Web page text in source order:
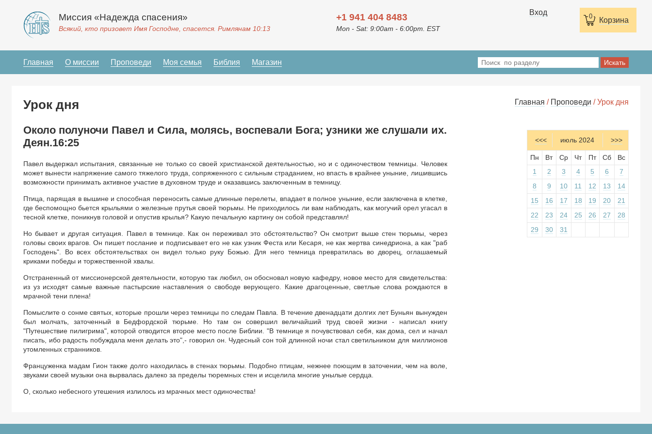
0 Корзина
Миссия «Надежда спасения»
Всякий, кто призовет Имя Господне, спасется. Римлянам 10:13
+1 941 404 8483
Mon - Sat: 9:00am - 6:00pm. EST
Вход
Главная О миссии Проповеди Моя семья Библия Магазин
Главная / Проповеди / Урок дня
Урок дня
Около полуночи Павел и Сила, молясь, воспевали Бога; узники же слушали их.
Деян.16:25
Павел выдержал испытания, связанные не только со своей христианской деятельностью, но и с одиночеством темницы. Человек
может вынести напряжение самого тяжелого труда, сопряженного с сильным страданием, но впасть в крайнее уныние, лишившись
возможности принимать активное участие в духовном труде и оказавшись заключенным в темницу.
Птица, парящая в вышине и способная переносить самые длинные перелеты, впадает в полное уныние, если заключена в клетке,
где беспомощно бьется крыльями о железные прутья своей тюрьмы. Не приходилось ли вам наблюдать, как могучий орел угасал в
тесной клетке, поникнув головой и опустив крылья? Какую печальную картину он собой представлял!
Но бывает и другая ситуация. Павел в темнице. Как он переживал это обстоятельство? Он смотрит выше стен тюрьмы, через
головы своих врагов. Он пишет послание и подписывает его не как узник Феста или Кесаря, не как жертва синедриона, а как "раб
Господень". Во всех обстоятельствах он видел только руку Божью. Для него темница превратилась во дворец, оглашаемый
криками победы и торжественной хвалы.
Отстраненный от миссионерской деятельности, которую так любил, он обосновал новую кафедру, новое место для свидетельства:
из уз исходят самые важные пастырские наставления о свободе верующего. Какие драгоценные, светлые слова рождаются в
мрачной тени плена!
Помыслите о сонме святых, которые прошли через темницы по следам Павла. В течение двенадцати долгих лет Буньян вынужден
был молчать, заточенный в Бедфордской тюрьме. Но там он совершил величайший труд своей жизни - написал книгу
"Путешествие пилигрима", которой отводится второе место после Библии. "В темнице я почувствовал себя, как дома, сел и начал
писать, ибо радость побуждала меня делать это",- говорил он. Чудесный сон той длинной ночи стал светильником для миллионов
утомленных странников.
Француженка мадам Гион также долго находилась в стенах тюрьмы. Подобно птицам, нежнее поющим в заточении, чем на воле,
звуками своей музыки она вырвалась далеко за пределы тюремных стен и исцелила многие унылые сердца.
О, сколько небесного утешения излилось из мрачных мест одиночества!
<<< июль 2024 >>>
Пн Вт Ср Чт Пт Сб
Вс
1
2 3 4 5 6
7
8
9 10 11 12 13
14
15
16 17 18 19 20
21
22
23 24 25 26 27
28
29
30 31